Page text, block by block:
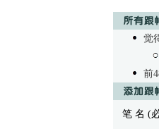
觉
前
笔 名 (